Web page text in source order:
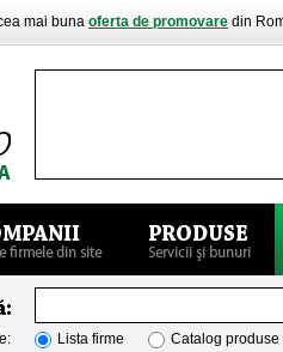
mai buna oferta de promovare din
Lista firme Catalog produse